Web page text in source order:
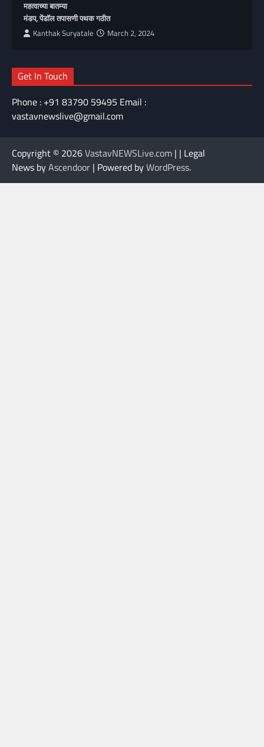
महत्वाच्या बातम्या
मंडप, पेंडॉल तपासणी पथक गठीत
Kanthak Suryatale March 2, 2024
Get In Touch
Phone : +91 83790 59495 Email :
vastavnewslive@gmail.com
Copyright © 2026VastavNEWSLive.com | | Legal
News byAscendoor | Powered byWordPress.